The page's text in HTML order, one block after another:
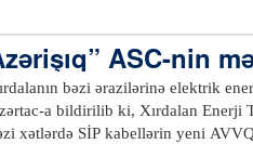
Əsədova Arzu İsgəndər qızı
dağıntılar altında qalaraq
top mərmilərinin
oğlu və 1969-cu il təvəllüdlü
alaraq xəstəxanalara
ASC-nin
bəzi ərazilərinə elektrik
a bildirilib ki, Xırdalan Enerji
xətlərdə SİP kabellərin yeni